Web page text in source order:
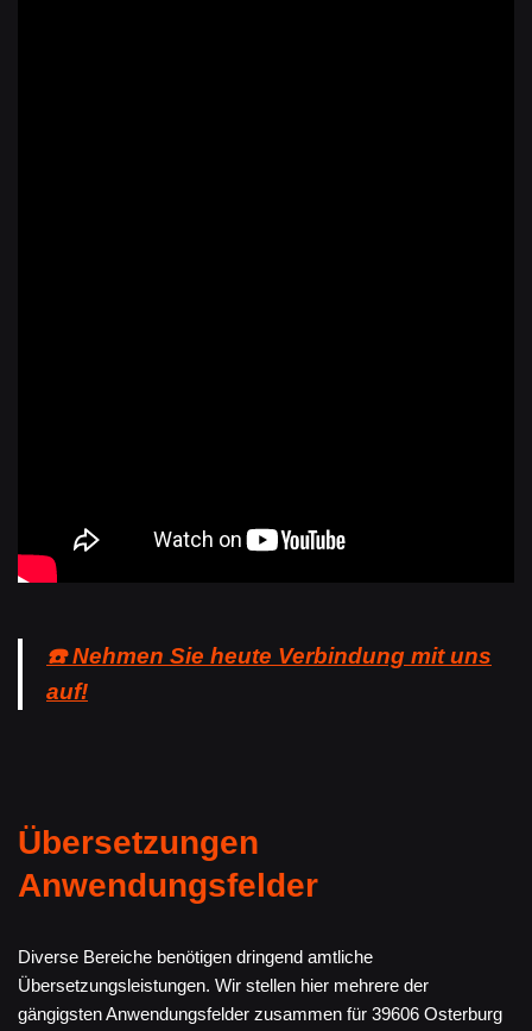
☎️ Nehmen Sie heute Verbindung mit uns
auf!
Übersetzungen
Anwendungsfelder
Diverse Bereiche benötigen dringend amtliche
Übersetzungsleistungen. Wir stellen hier mehrere der
gängigsten Anwendungsfelder zusammen für 39606 Osterburg